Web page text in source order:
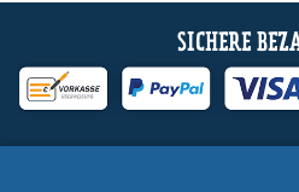
SICHERE